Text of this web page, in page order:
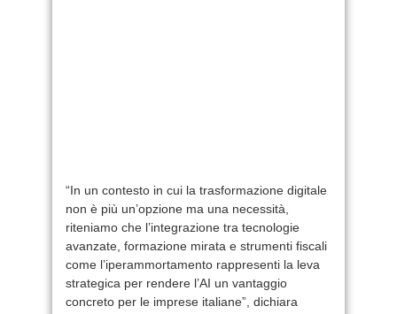
“In un contesto in cui la trasformazione digitale
non è più un’opzione ma una necessità,
riteniamo che l’integrazione tra tecnologie
avanzate, formazione mirata e strumenti fiscali
come l’iperammortamento rappresenti la leva
strategica per rendere l’AI un vantaggio
concreto per le imprese italiane”, dichiara